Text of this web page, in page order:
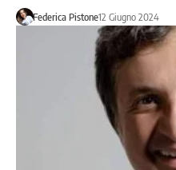
Federica Pistone12 Giugno 2024